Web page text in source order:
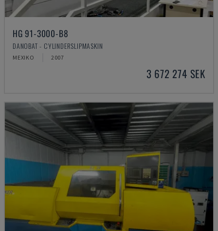
HG 91-3000-B8
DANOBAT - CYLINDERSLIPMASKIN
MEXIKO 2007
3 672 274 SEK